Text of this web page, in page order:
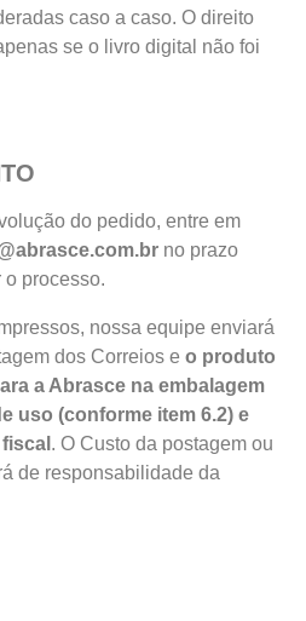
caso a caso. O direito
se o livro digital não foi
do pedido, entre em
no prazo
processo.
nossa equipe enviará
dos Correios e o produto
a Abrasce na embalagem
uso (conforme item 6.2) e
. O Custo da postagem ou
de responsabilidade da